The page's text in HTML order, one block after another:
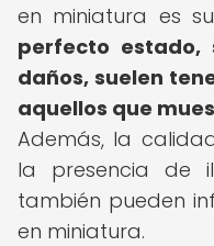
en miniatura es
perfecto estado,
daños, suelen
aquellos que
Además, la
la presencia de
también pueden
en miniatura.